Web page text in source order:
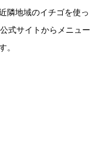
隣地域のイチゴを使っ
式サイトからメニュー
。